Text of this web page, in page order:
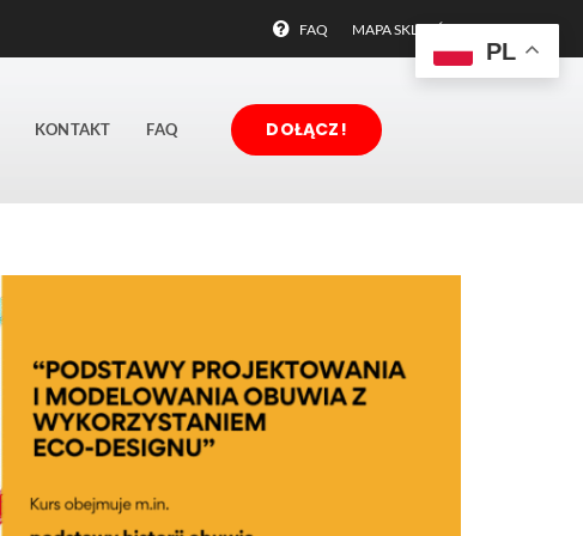
FAQ MAPA SKLEPÓW
KONTAKT FAQ DOŁĄCZ!
PL